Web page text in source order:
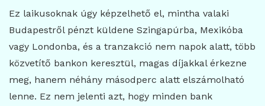
Ez laikusoknak úgy képzelhető el, mintha valaki
Budapestről pénzt küldene Szingapúrba, Mexikóba
vagy Londonba, és a tranzakció nem napok alatt, több
közvetítő bankon keresztül, magas díjakkal érkezne
meg, hanem néhány másodperc alatt elszámolható
lenne. Ez nem jelenti azt, hogy minden bank